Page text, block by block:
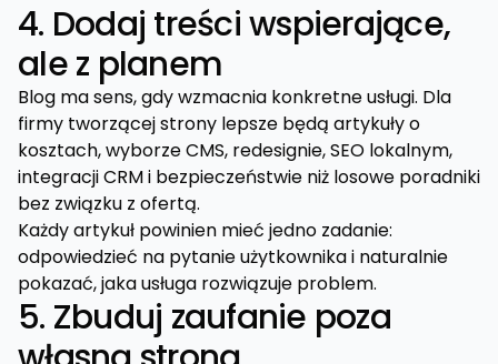
4. Dodaj treści wspierające,
ale z planem
Blog ma sens, gdy wzmacnia konkretne usługi. Dla
firmy tworzącej strony lepsze będą artykuły o
kosztach, wyborze CMS, redesignie, SEO lokalnym,
integracji CRM i bezpieczeństwie niż losowe poradniki
bez związku z ofertą.
Każdy artykuł powinien mieć jedno zadanie:
odpowiedzieć na pytanie użytkownika i naturalnie
pokazać, jaka usługa rozwiązuje problem.
5. Zbuduj zaufanie poza